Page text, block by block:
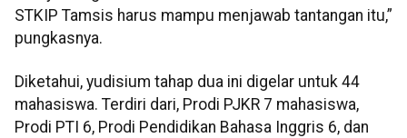
STKIP Tamsis harus mampu menjawab tantangan itu,”
pungkasnya.
Diketahui, yudisium tahap dua ini digelar untuk 44
mahasiswa. Terdiri dari, Prodi PJKR 7 mahasiswa,
Prodi PTI 6, Prodi Pendidikan Bahasa Inggris 6, dan